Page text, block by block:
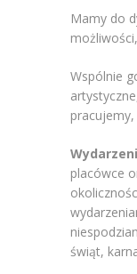
Mamy do
Wspólnie
placówce
świąt,